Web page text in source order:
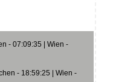
- 07:09:35 | Wien -
- 18:59:25 | Wien -